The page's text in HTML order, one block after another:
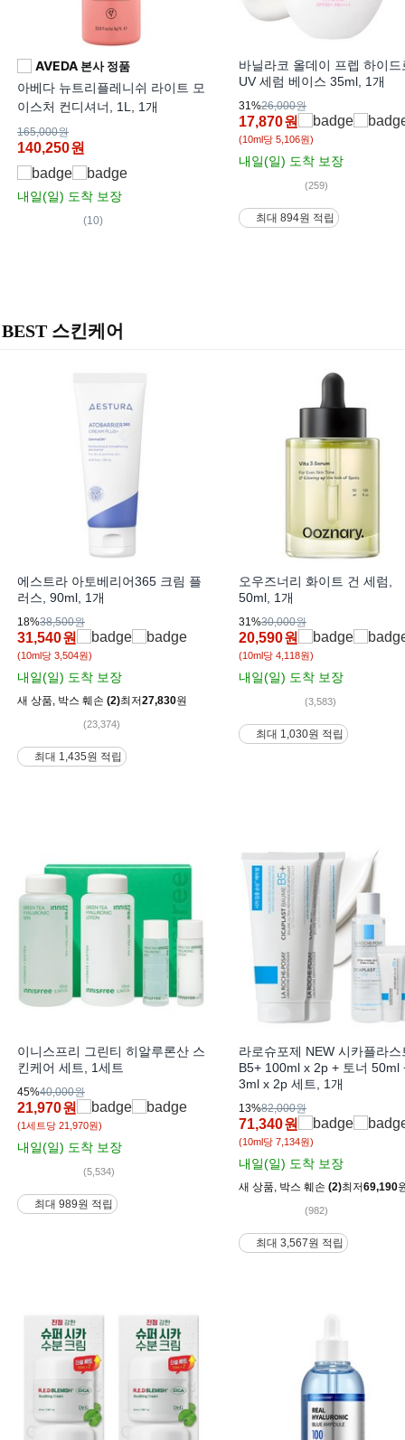
AVEDA 본사 정품
아베다 뉴트리플레니쉬 라이트 모
이스처 컨디셔너, 1L, 1개
165,000원
140,250원
내일(일) 도착 보장
(10)
바닐라코 올데이 프렙 하이드
UV 세럼 베이스 35ml, 1개
31%26,000원
17,870원
(10ml당 5,106원)
내일(일) 도착 보장
(259)
최대 894원 적립
BEST 스킨케어
에스트라 아토베리어365 크림 플
러스, 90ml, 1개
18%38,500원
31,540원
(10ml당 3,504원)
내일(일) 도착 보장
새 상품, 박스 훼손 (2)최저27,830원
(23,374)
최대 1,435원 적립
오우즈너리 화이트 건 세럼,
50ml, 1개
31%30,000원
20,590원
(10ml당 4,118원)
내일(일) 도착 보장
(3,583)
최대 1,030원 적립
이니스프리 그린티 히알루론산 스
킨케어 세트, 1세트
45%40,000원
21,970원
(1세트당 21,970원)
내일(일) 도착 보장
(5,534)
최대 989원 적립
라로슈포제 NEW 시카플라스
B5+ 100ml x 2p + 토너 50ml
3ml x 2p 세트, 1개
13%82,000원
71,340원
(10ml당 7,134원)
내일(일) 도착 보장
새 상품, 박스 훼손 (2)최저69,190
(982)
최대 3,567원 적립